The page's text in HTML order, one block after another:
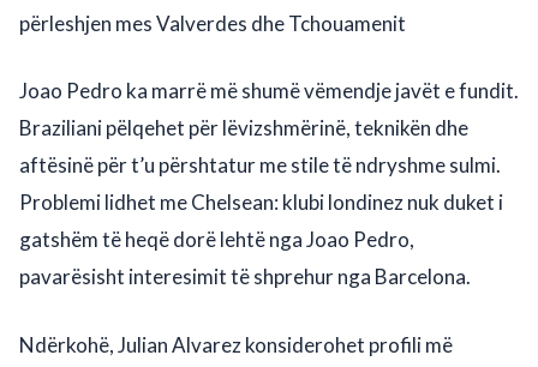
përleshjen mes Valverdes dhe Tchouamenit
Joao Pedro ka marrë më shumë vëmendje javët e fundit.
Braziliani pëlqehet për lëvizshmërinë, teknikën dhe
aftësinë për t’u përshtatur me stile të ndryshme sulmi.
Problemi lidhet me Chelsean: klubi londinez nuk duket i
gatshëm të heqë dorë lehtë nga Joao Pedro,
pavarësisht interesimit të shprehur nga Barcelona.
Ndërkohë, Julian Alvarez konsiderohet profili më